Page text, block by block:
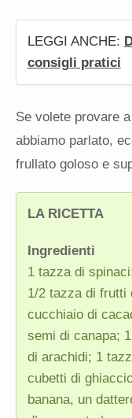
LEGGI ANCHE:
consigli pratici
Se volete provare
abbiamo parlato,
frullato goloso e
LA RICETTA
Ingredienti
1 tazza di
1/2 tazza di frutti
cucchiaio di
semi di canapa;
di arachidi; 1
cubetti di
banana, un